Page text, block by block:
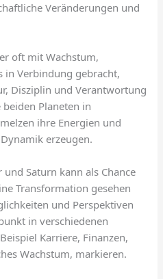
Veränderungen und
oft mit Wachstum,
in Verbindung gebracht,
Disziplin und Verantwortung
Planeten in
ihre Energien und
erzeugen.
Saturn kann als Chance
Transformation gesehen
und Perspektiven
in verschiedenen
Karriere, Finanzen,
Wachstum, markieren.